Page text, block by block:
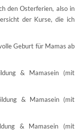
den Osterferien, also in
der Kurse, die ich
Geburt für Mamas ab
& Mamasein (mit
& Mamasein (mit
& Mamasein (mit